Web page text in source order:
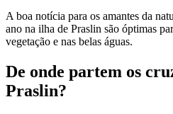
A boa notícia para os amantes da
ano na ilha de Praslin são óptimas
vegetação e nas belas águas.
De onde partem os
Praslin?